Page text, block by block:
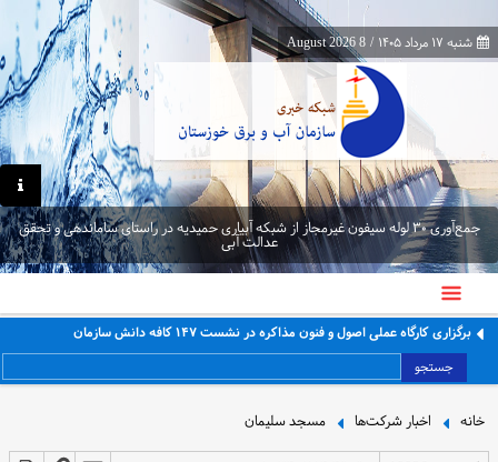
شنبه ۱۷ مرداد ۱۴۰۵ /
8 August 2026
جمع‌آوری ۳۰ لوله سیفون غیرمجاز از شبکه آبیاری حمیدیه در راستای ساماندهی و تحقق
عدالت آبی
برگزاری کارگاه عملی اصول و فنون مذاکره در نشست ۱۴۷ کافه دانش سازمان
جستجو
خانه اخبار شرکت‌ها مسجد سلیمان